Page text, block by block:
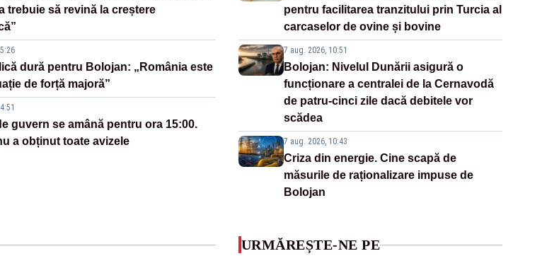
trebuie să revină la creștere
dură pentru Bolojan: „România este
de forță majoră”
guvern se amână pentru ora 15:00.
a obținut toate avizele
pentru facilitarea tranzitului prin Turcia al
carcaselor de ovine și bovine
7 aug. 2026, 10:51
Bolojan: Nivelul Dunării asigură o
funcționare a centralei de la Cernavodă
de patru-cinci zile dacă debitele vor
scădea
7 aug. 2026, 10:43
Criza din energie. Cine scapă de
măsurile de raționalizare impuse de
Bolojan
URMĂREȘTE-NE PE